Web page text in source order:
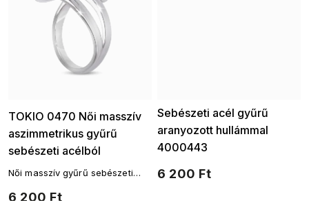
TOKIO 0470 Női masszív
aszimmetrikus gyűrű
sebészeti acélból
Ellami
6 200 Ft
Női masszív gyűrű sebészeti
Sebészeti acél gyűrű
aranyozott hullámmal
4000443
6 200 Ft